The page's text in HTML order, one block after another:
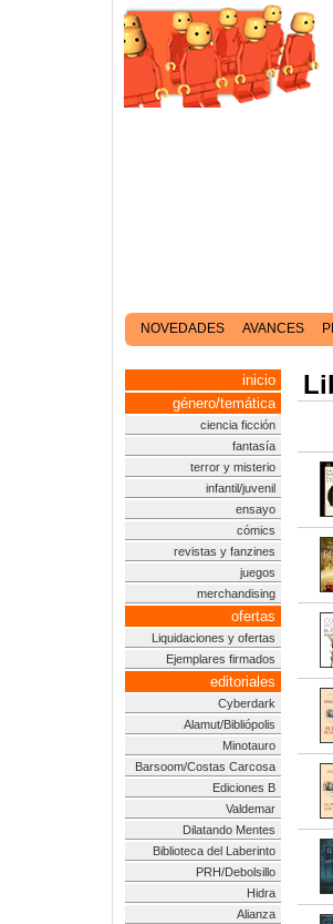
NOVEDADES AVANCES
inicio
género/temática
ciencia ficción
fantasía
terror y misterio
infantil/juvenil
ensayo
cómics
revistas y fanzines
juegos
merchandising
ofertas
Liquidaciones y ofertas
Ejemplares firmados
editoriales
Cyberdark
Alamut/Bibliópolis
Minotauro
Barsoom/Costas Carcosa
Ediciones B
Valdemar
Dilatando Mentes
Biblioteca del Laberinto
PRH/Debolsillo
Hidra
Alianza